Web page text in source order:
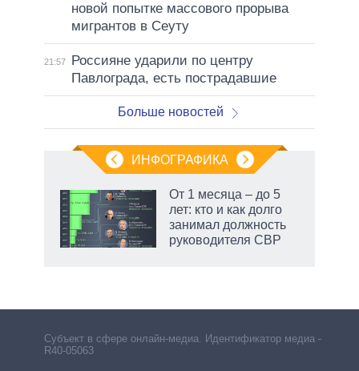
новой попытке массового прорыва
мигрантов в Сеуту
21:57
Россияне ударили по центру
Павлограда, есть пострадавшие
Больше новостей
ИНФОГРАФИКА
От 1 месяца – до 5
лет: кто и как долго
занимал должность
руководителя СВР
Субъект в сфере онлайн-медиа. Идентификатор медиа –
R40-05063